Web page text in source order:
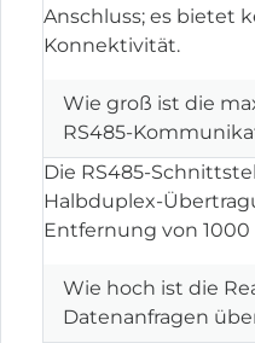
Anschluss; es bietet
Konnektivität.
Wie groß ist die
RS485-
Die RS485-
Halbduplex-
Entfernung von 1000
Wie hoch ist die
Datenanfragen